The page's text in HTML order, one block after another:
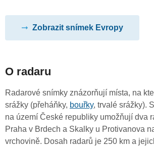
Zobrazit snímek Evropy
O radaru
Radarové snímky znázorňují místa, na
srážky (přeháňky, bouřky, trvalé srážky).
na území České republiky umožňují dva
Praha v Brdech a Skalky u Protivanova
vrchovině. Dosah radarů je 250 km a